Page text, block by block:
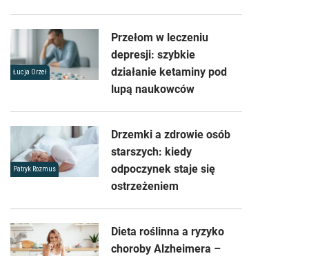
Łucja Orzeł
Przełom w leczeniu
depresji: szybkie
działanie ketaminy pod
lupą naukowców
Patryk Rozmus
Drzemki a zdrowie osób
starszych: kiedy
odpoczynek staje się
ostrzeżeniem
Dieta roślinna a ryzyko
choroby Alzheimera –